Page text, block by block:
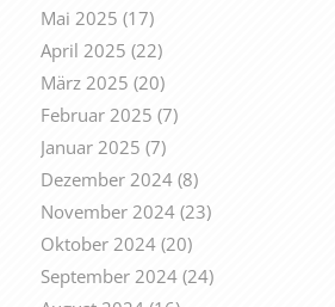
Mai 2025 (17)
April 2025 (22)
März 2025 (20)
Februar 2025 (7)
Januar 2025 (7)
Dezember 2024(8)
November 2024(23)
Oktober 2024(20)
September 2024(24)